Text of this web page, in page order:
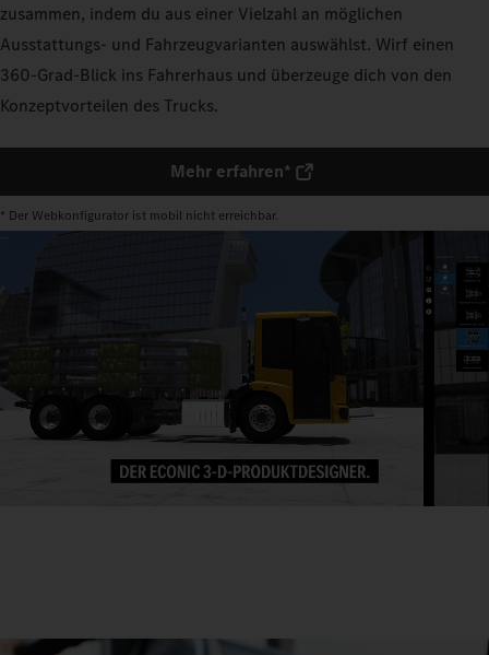
zusammen, indem du aus einer Vielzahl an möglichen
Ausstattungs- und Fahrzeugvarianten auswählst. Wirf einen
360-Grad-Blick ins Fahrerhaus und überzeuge dich von den
Konzeptvorteilen des Trucks.
Mehr erfahren*
* Der Webkonfigurator ist mobil nicht erreichbar.